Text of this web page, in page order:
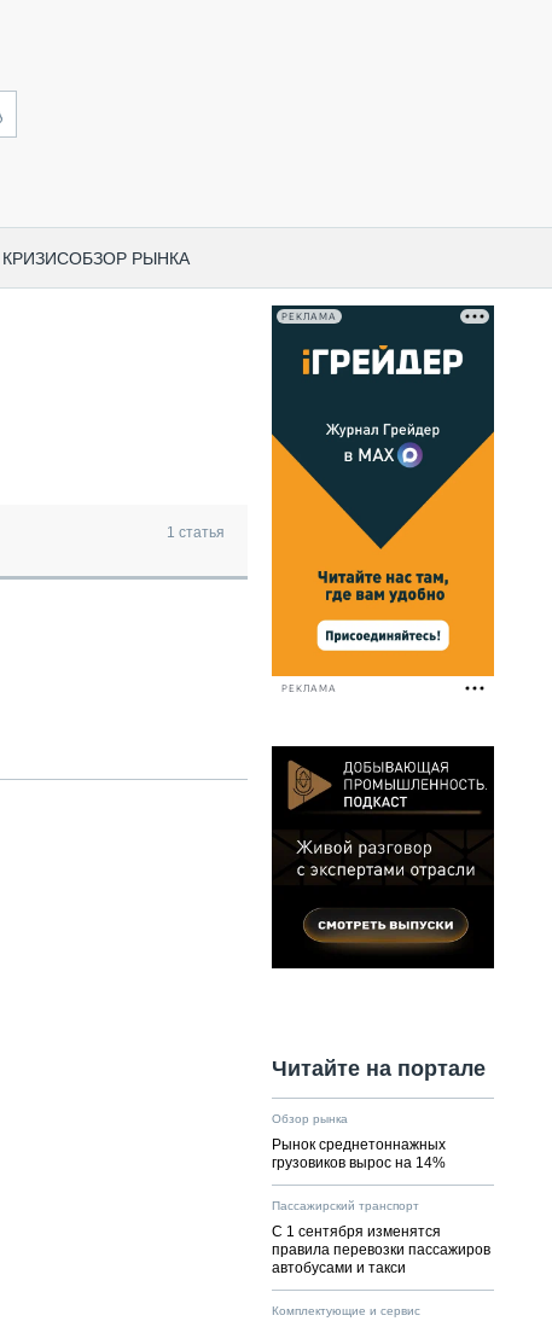
ОБЗОР РЫНКА
ТРАНСПОРТ
И СЕРВИС
1 статья
РЕКЛАМА
РЕКЛАМА
Читайте на портале
Обзор рынка
Рынок среднетоннажных
грузовиков вырос на 14%
Пассажирский транспорт
С 1 сентября изменятся
правила перевозки пассажиров
автобусами и такси
Комплектующие и сервис